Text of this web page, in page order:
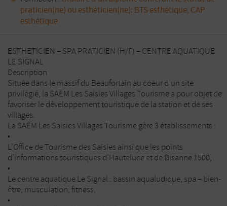
praticien(ne) ou esthéticien(ne): BTS esthétique, CAP
esthétique
ESTHETICIEN – SPA PRATICIEN (H/F) – CENTRE AQUATIQUE
LE SIGNAL
Description
Située dans le massif du Beaufortain au coeur d’un site
privilégié, la SAEM Les Saisies Villages Tourisme a pour objet de
favoriser le développement touristique de la station et de ses
villages.
La SAEM Les Saisies Villages Tourisme gère 3 établissements :
•
L’Office de Tourisme des Saisies ainsi que les points
d’informations touristiques d’Hauteluce et de Bisanne 1500,
•
Le centre aquatique Le Signal : bassin aqualudique, spa – bien-
être, musculation, fitness,
•